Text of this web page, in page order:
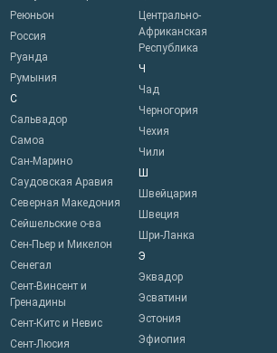
Реюньон
Россия
Руанда
Румыния
С
Сальвадор
Самоа
Сан-Марино
Саудовская Аравия
Северная Македония
Сейшельские о-ва
Сен-Пьер и Микелон
Сенегал
Сент-Винсент и
Гренадины
Сент-Китс и Невис
Сент-Люсия
Центрально-
Африканская
Республика
Ч
Чад
Черногория
Чехия
Чили
Ш
Швейцария
Швеция
Шри-Ланка
Э
Эквадор
Эсватини
Эстония
Эфиопия